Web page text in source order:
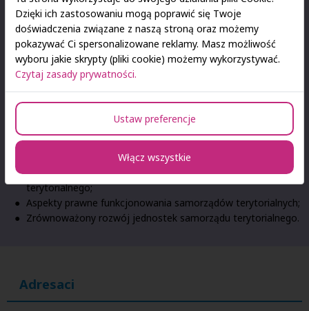
realizacji celów jednostek samorządu terytorialnego;
Strategie skutecznej komunikacji w samorządzie
terytorialnym;
Aspekty finansowe w realizacji strategii jednostki samorządu
terytorialnego;
Zarządzanie projektami w jednostce samorządu
terytorialnego;
Wykorzystanie technologii informatycznych w zarządzaniu
podmiotami samorządowymi;
Podejście procesowe w administracji oraz w
przedsiębiorstwach samorządowych;
Samowystarczalność energetyczna jednostki samorządu
terytorialnego;
Aspekty prawne funkcjonowania samorządów terytorialnych;
Zrównoważony rozwój jednostek samorządu terytorialnego.
Adresaci
Dzięki ich zastosowaniu mogą poprawić się Twoje
doświadczenia związane z naszą stroną oraz możemy
pokazywać Ci spersonalizowane reklamy. Masz możliwość
wyboru jakie skrypty (pliki cookie) możemy wykorzystywać.
Czytaj zasady prywatności.
Ustaw preferencje
Włącz wszystkie